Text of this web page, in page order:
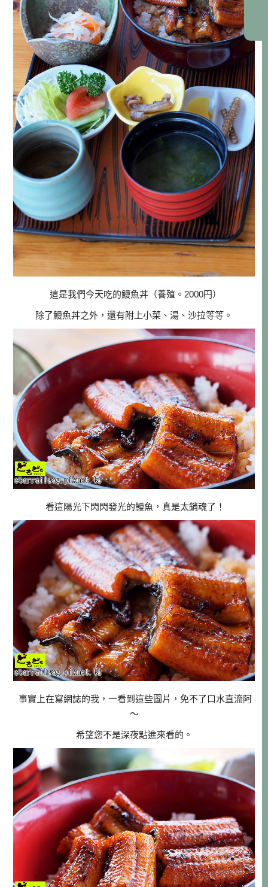
這是我們今天吃的鰻魚丼（養殖。2000円）
除了鰻魚丼之外，還有附上小菜、湯、沙拉等等。
看這陽光下閃閃發光的鰻魚，真是太銷魂了！
事實上在寫網誌的我，一看到這些圖片，免不了口水直流阿
～
希望您不是深夜點進來看的。